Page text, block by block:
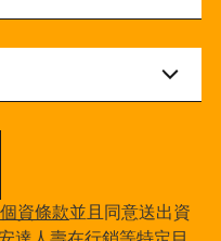
個資條款並且同意送出資